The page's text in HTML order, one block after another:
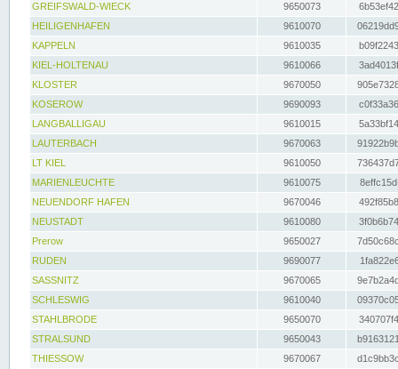
GREIFSWALD-WIECK
9650073
HEILIGENHAFEN
9610070
KAPPELN
9610035
KIEL-HOLTENAU
9610066
KLOSTER
9670050
KOSEROW
9690093
LANGBALLIGAU
9610015
LAUTERBACH
9670063
LT KIEL
9610050
MARIENLEUCHTE
9610075
NEUENDORF HAFEN
9670046
NEUSTADT
9610080
Prerow
9650027
RUDEN
9690077
SASSNITZ
9670065
SCHLESWIG
9610040
STAHLBRODE
9650070
STRALSUND
9650043
THIESSOW
9670067